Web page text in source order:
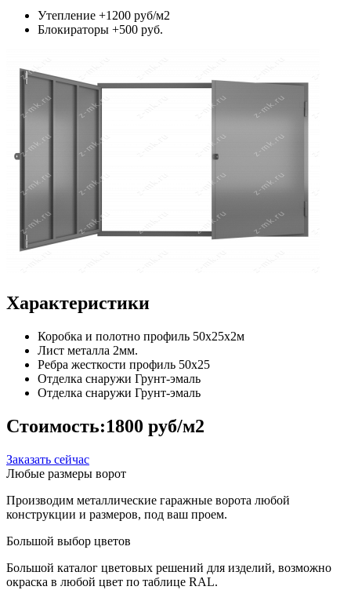
Утепление +1200 руб/м2
Блокираторы +500 руб.
Характеристики
Коробка и полотно профиль 50х25х2м
Лист металла 2мм.
Ребра жесткости профиль 50х25
Отделка снаружи Грунт-эмаль
Отделка снаружи Грунт-эмаль
Стоимость:1800 руб/м2
Заказать сейчас
Любые размеры ворот
Производим металлические гаражные ворота любой
конструкции и размеров, под ваш проем.
Большой выбор цветов
Большой каталог цветовых решений для изделий, возможно
окраска в любой цвет по таблице RAL.